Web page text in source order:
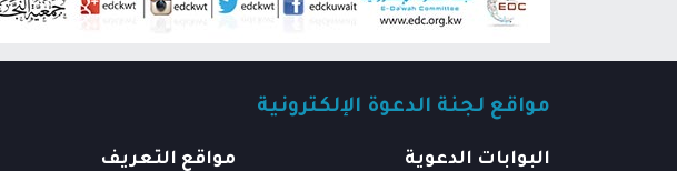
مواقع لجنة الدعوة الإلكترونية
البوابات الدعوية
مواقع التعريف